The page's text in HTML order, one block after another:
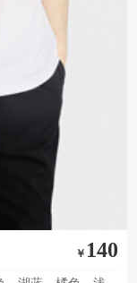
￥ 140